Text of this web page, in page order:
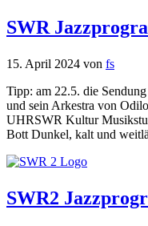
SWR
15. April 2024 von fs
Tipp: am 22.5. die
und sein Arkestra von
UHRSWR Kultur
Bott Dunkel, kalt und
SWR2